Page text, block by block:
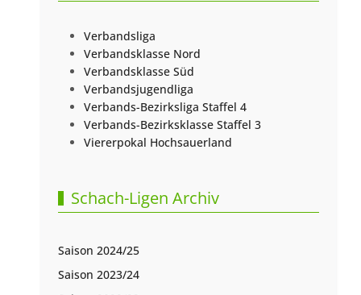
Verbandsliga
Verbandsklasse Nord
Verbandsklasse Süd
Verbandsjugendliga
Verbands-Bezirksliga Staffel 4
Verbands-Bezirksklasse Staffel 3
Viererpokal Hochsauerland
Schach-Ligen Archiv
Saison 2024/25
Saison 2023/24